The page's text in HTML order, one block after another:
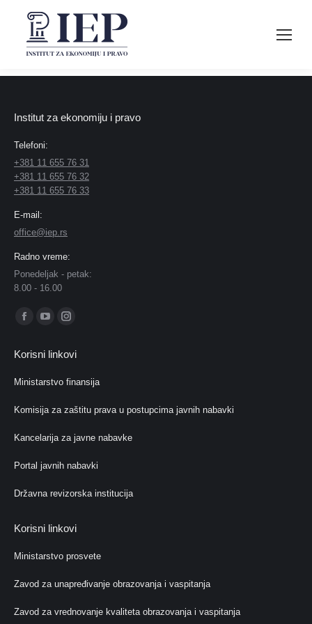
Institut za ekonomiju i pravo
Telefoni:
+381 11 655 76 31
+381 11 655 76 32
+381 11 655 76 33
E-mail:
office@iep.rs
Radno vreme:
Ponedeljak - petak:
8.00 - 16.00
Find us on:
Facebook
opens
in
window
YouTube
opens
in
window
Instagram
opens
in
window
Korisni linkovi
Ministarstvo finansija
Komisija za zaštitu prava u postupcima javnih nabavki
Kancelarija za javne nabavke
Portal javnih nabavki
Državna revizorska institucija
Korisni linkovi
Ministarstvo prosvete
Zavod za unapređivanje obrazovanja i vaspitanja
Zavod za vrednovanje kvaliteta obrazovanja i vaspitanja